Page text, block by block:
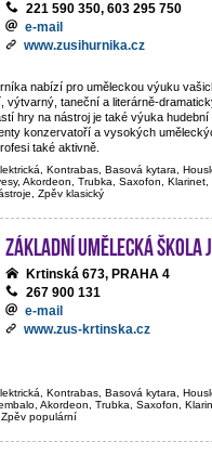
221 590 350, 603 295 750
e-mail
www.zusihurnika.cz
nabízí pro uměleckou výuku
výtvarný, taneční a literárně-
hry na nástroj je také výuka hudební
konzervatoří a vysokých
také aktivně.
Kontrabas, Basová kytara,
Akordeon, Trubka, Saxofon, Klarinet,
Zpěv klasický
Základní umělecká škola
Krtinská 673, PRAHA 4
267 900 131
e-mail
www.zus-krtinska.cz
Kontrabas, Basová kytara,
Akordeon, Trubka, Saxofon,
populární